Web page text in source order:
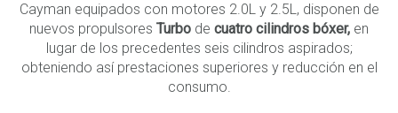
Cayman equipados con motores 2.0L y 2.5L, disponen de
nuevos propulsores Turbo de cuatro cilindros bóxer, en
lugar de los precedentes seis cilindros aspirados;
obteniendo así prestaciones superiores y reducción en el
consumo.